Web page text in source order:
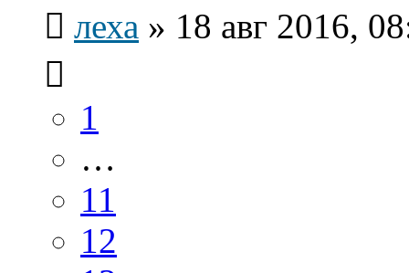
леха » 18 авг 2016,
1
…
11
12